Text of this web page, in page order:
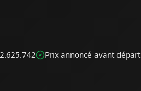
Prix annoncé avant départ